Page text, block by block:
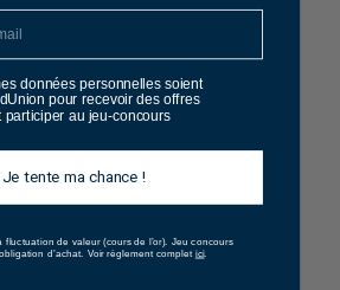
données personnelles soient
pour recevoir des offres
participer au jeu-concours
Je tente ma chance !
fluctuation de valeur (cours de l’or). Jeu concours
d’achat. Voir règlement complet ici.